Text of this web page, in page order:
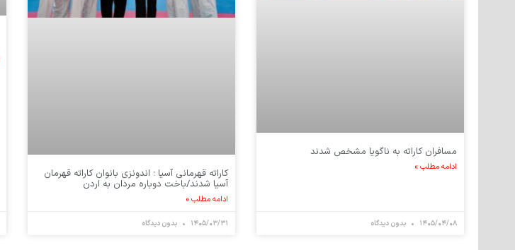
مسافران کاراته به ناگویا مشخص شدند
ادامه مطلب »
۱۴۰۵/۰۴/۰۸ بدون دیدگاه
کاراته قهرمانی آسیا ؛ اندونزی بانوان کاراته قهرمان
آسیا شدند/باخت دوباره مردان به اردن
ادامه مطلب »
۱۴۰۵/۰۳/۳۱ بدون دیدگاه